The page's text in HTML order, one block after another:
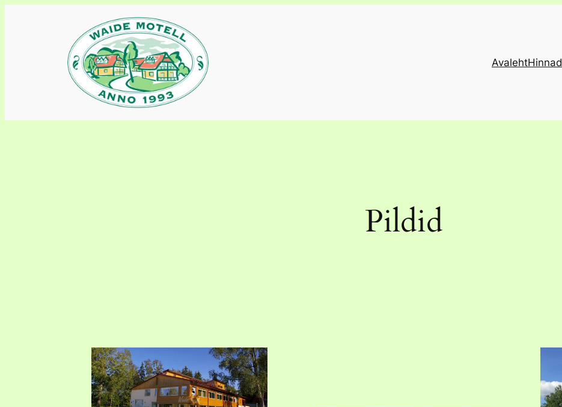
AvalehtHinnad
Pildid